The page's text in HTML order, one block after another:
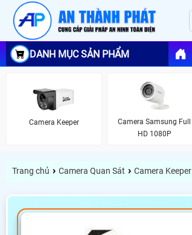
DANH MỤC SẢN PHẨM
Camera Keeper
Camera Samsung Full
HD 1080P
Trang chủ › Camera Quan Sát › Camera Keeper